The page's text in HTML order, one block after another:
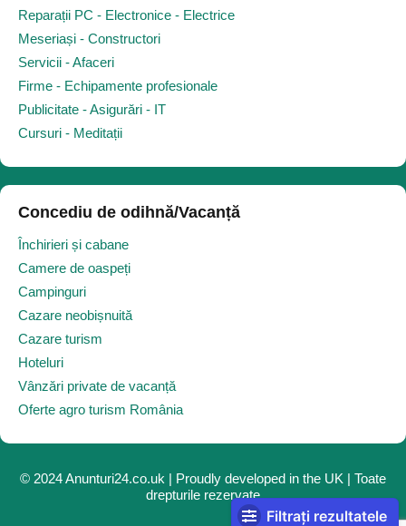
Filtrați rezultatele
Reparații PC - Electronice - Electrice
Meseriași - Constructori
Servicii - Afaceri
Firme - Echipamente profesionale
Publicitate - Asigurări - IT
Cursuri - Meditații
Concediu de odihnă/Vacanță
Închirieri și cabane
Camere de oaspeți
Campinguri
Cazare neobișnuită
Cazare turism
Hoteluri
Vânzări private de vacanță
Oferte agro turism România
© 2024 Anunturi24.co.uk | Proudly developed in the UK | Toate
drepturile rezervate